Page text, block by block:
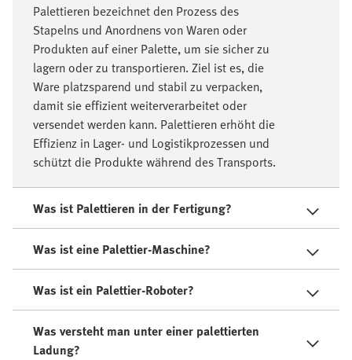
Palettieren bezeichnet den Prozess des
Stapelns und Anordnens von Waren oder
Produkten auf einer Palette, um sie sicher zu
lagern oder zu transportieren. Ziel ist es, die
Ware platzsparend und stabil zu verpacken,
damit sie effizient weiterverarbeitet oder
versendet werden kann. Palettieren erhöht die
Effizienz in Lager- und Logistikprozessen und
schützt die Produkte während des Transports.
Was ist Palettieren in der Fertigung?
Was ist eine Palettier-Maschine?
Was ist ein Palettier-Roboter?
Was versteht man unter einer palettierten
Ladung?